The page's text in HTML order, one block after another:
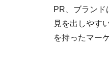
PR、ブラン
見を出しやす
を持ったマー